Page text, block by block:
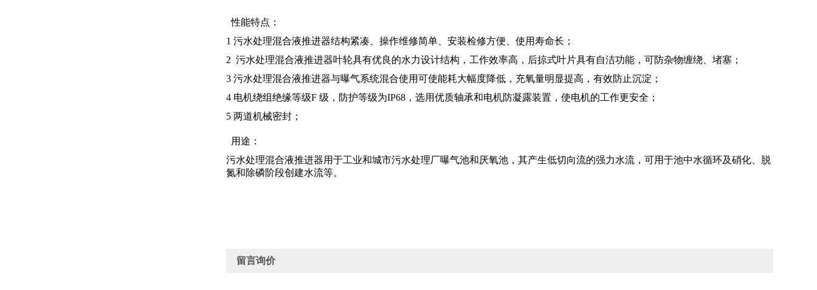
性能特点：
1 污水处理混合液推进器结构紧凑、操作维修简单、安装检修方便、使用寿命长；
2 污水处理混合液推进器叶轮具有优良的水力设计结构，工作效率高，后掠式叶片具有自洁功能，可防杂物缠绕、堵塞；
3 污水处理混合液推进器与曝气系统混合使用可使能耗大幅度降低，充氧量明显提高，有效防止沉淀；
4 电机绕组绝缘等级F 级，防护等级为IP68，选用优质轴承和电机防凝露装置，使电机的工作更安全；
5 两道机械密封；
用途：
污水处理混合液推进器用于工业和城市污水处理厂曝气池和厌氧池，其产生低切向流的强力水流，可用于池中水循环及硝化、脱
氮和除磷阶段创建水流等。
留言询价